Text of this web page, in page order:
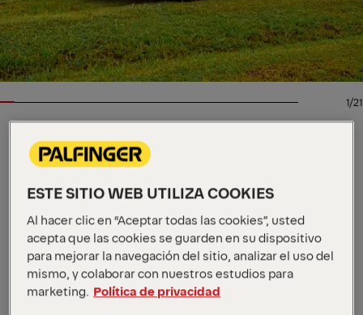
1/21
GRÚAS CON CANASTILLA
Especificaciones
clave
Imperial
Tipo
Altura de trabajo
13.72 m
Alcance de trabajo 8.36 m
Ver todas las especificaciones
ESTE SITIO WEB UTILIZA COOKIES
Al hacer clic en “Aceptar todas las cookies”, usted
acepta que las cookies se guarden en su dispositivo
para mejorar la navegación del sitio, analizar el uso del
mismo, y colaborar con nuestros estudios para
marketing. Política de privacidad